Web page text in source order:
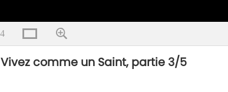
comme un Saint, partie 3/5